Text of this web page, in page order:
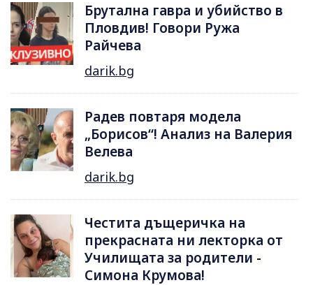
Брутална гавра и убийство в
Пловдив! Говори Ружа
Райчева
darik.bg
Радев повтаря модела
„Борисов“! Анализ на Валерия
Велева
darik.bg
Честита дъщеричка на
прекрасната ни лекторка от
Училищата за родители -
Симона Крумова!